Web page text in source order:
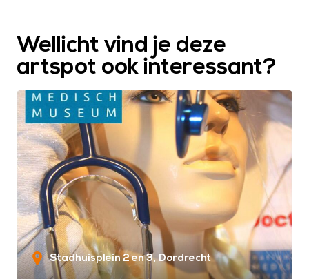
Wellicht vind je deze
artspot ook interessant?
Stadhuisplein 2 en 3 Dordrecht